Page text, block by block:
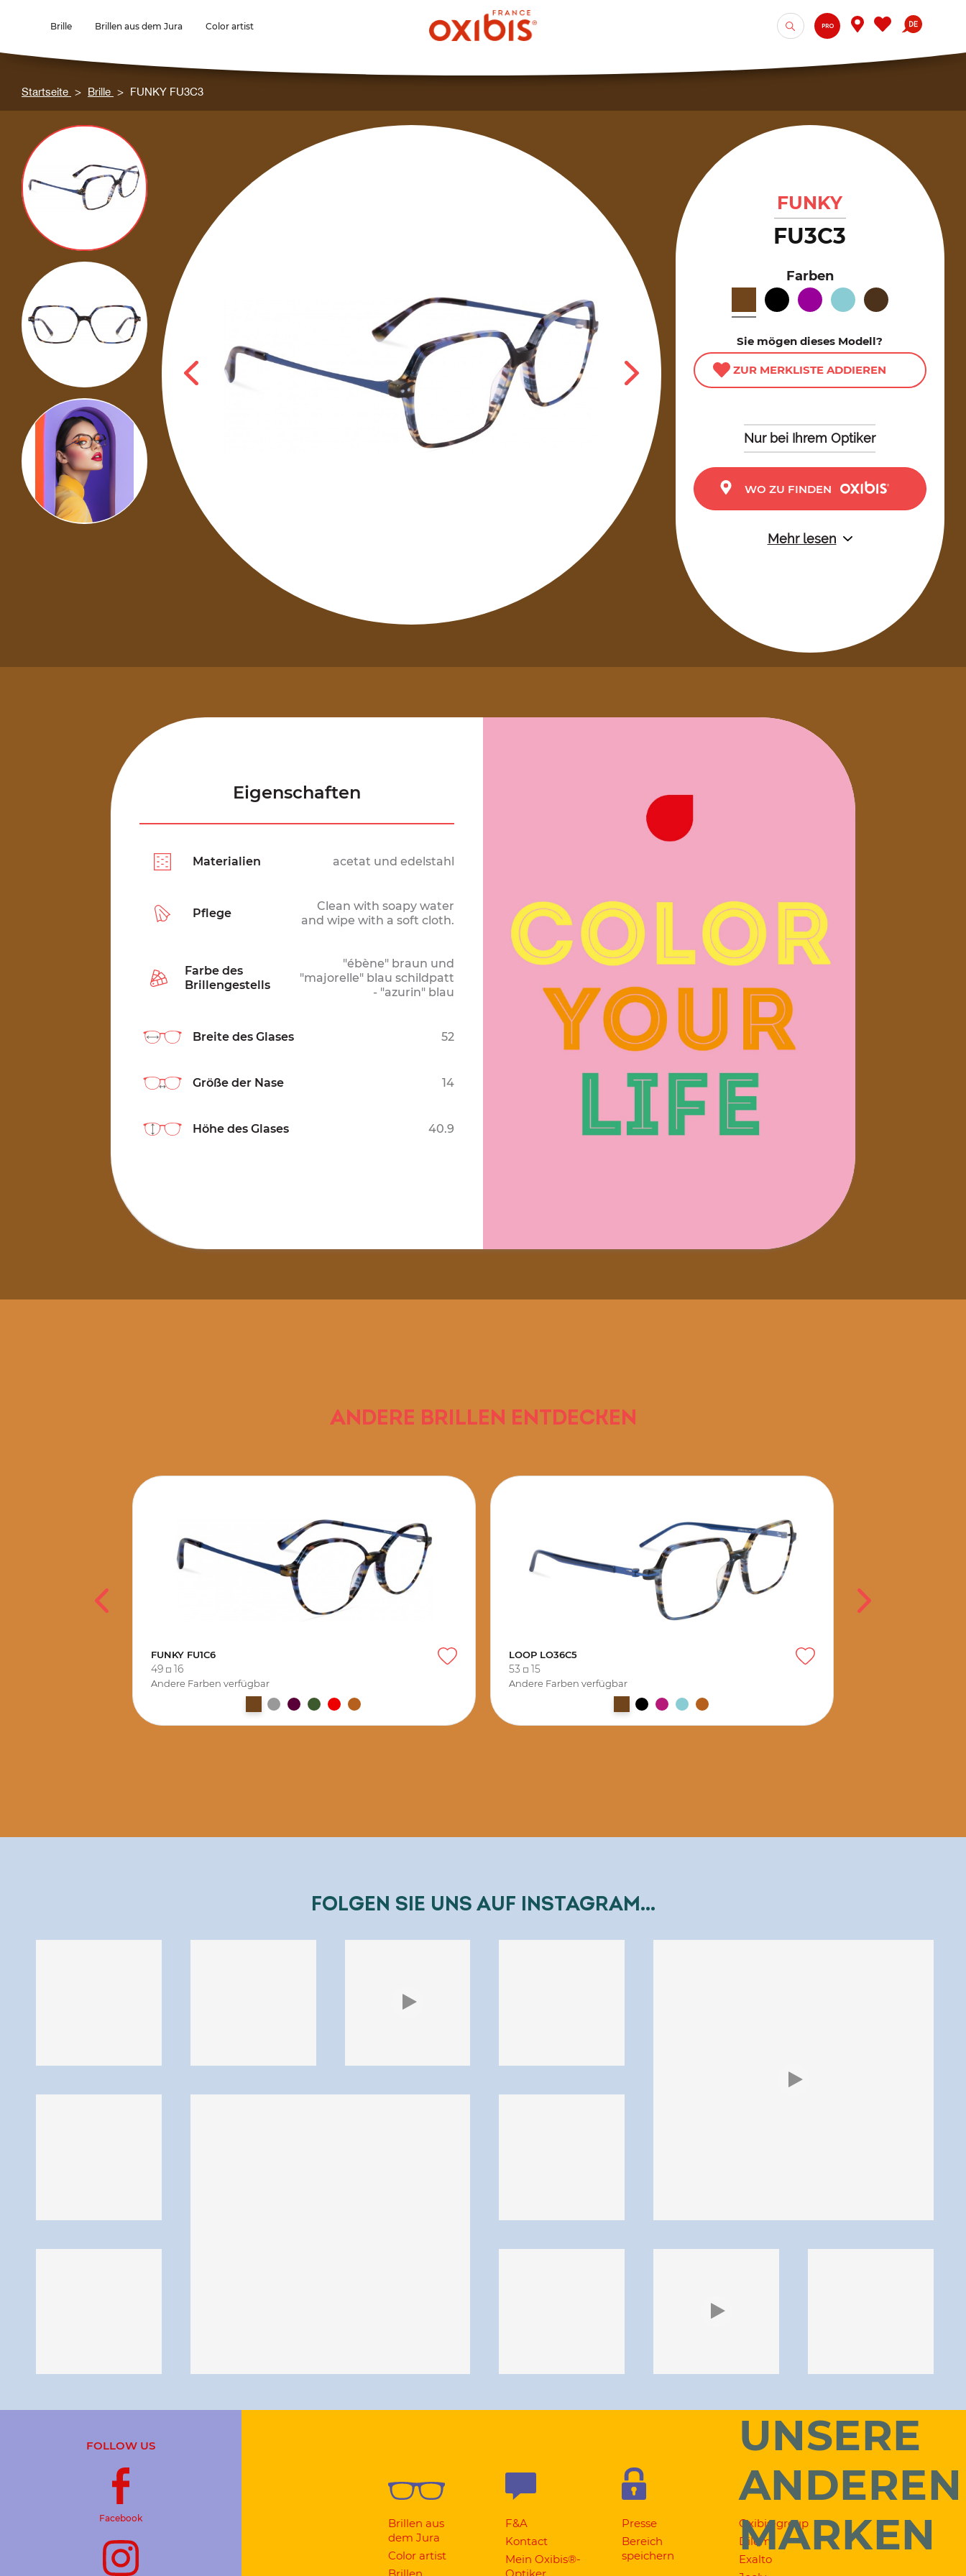
Brille Brillen aus dem Jura Color artist PRO
Startseite Brille FUNKY FU3C3
Eigenschaften
Materialien acetat und edelstahl
Pflege
Clean with soapy water
and wipe with a soft cloth.
Farbe des
Brillengestells
"ébène" braun und
"majorelle" blau schildpatt
- "azurin" blau
Breite des Glases 52
Größe der Nase 14
Höhe des Glases 40.9
FUNKY
FU3C3
Farben
Sie mögen dieses Modell?
ZUR MERKLISTE ADDIEREN
Nur bei Ihrem Optiker
WO ZU FINDEN
Mehr lesen
ANDERE BRILLEN ENTDECKEN
FUNKY FU1C6
49 16
Andere Farben verfügbar
LOOP LO36C5
53 15
Andere Farben verfügbar
FOLGEN SIE UNS AUF INSTAGRAM...
FOLLOW US
Facebook
Brillen aus
dem Jura
Color artist
F&A
Kontact
Mein Oxibis®-
Presse
Bereich
speichern
UNSERE
ANDEREN
MARKEN
Oxibis-group
Dilem
Exalto